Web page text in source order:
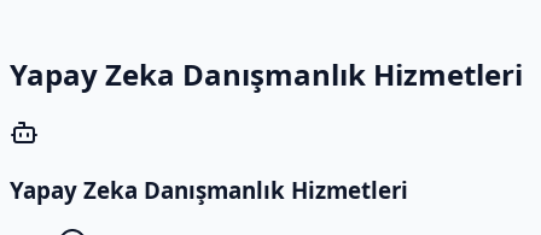
Yapay Zeka Danışmanlık Hizmetleri
Yapay Zeka Danışmanlık Hizmetleri